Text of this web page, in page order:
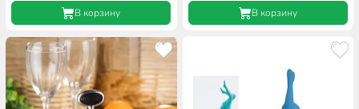
В корзину В корзину